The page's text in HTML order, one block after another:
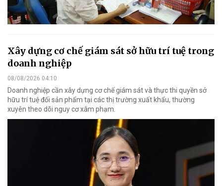
Xây dựng cơ chế giám sát sở hữu trí tuệ trong
doanh nghiệp
08/08/2026 04:10
Doanh nghiệp cần xây dựng cơ chế giám sát và thực thi quyền sở
hữu trí tuệ đối sản phẩm tại các thị trường xuất khẩu, thường
xuyên theo dõi nguy cơ xâm phạm.